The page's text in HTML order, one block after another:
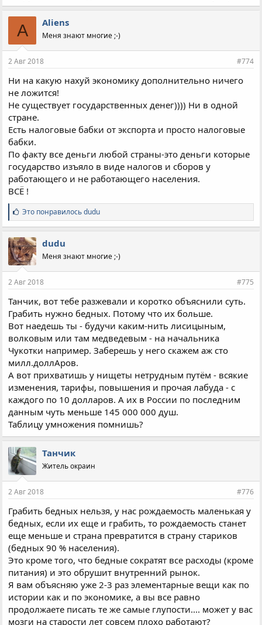
A Aliens
Меня знают многие ;-)
2 Авг 2018 #774
Ни на какую нахуй экономику дополнительно ничего
не ложится!
Не существует государственных денег)))) Ни в одной
стране.
Есть налоговые бабки от экспорта и просто налоговые
бабки.
По факту все деньги любой страны-это деньги которые
государство изъяло в виде налогов и сборов у
работающего и не работающего населения.
ВСЁ !
С
и
м
п
а
т
и
:
Это понравилосьdudu
dudu
Меня знают многие ;-)
2 Авг 2018 #775
Танчик, вот тебе разжевали и коротко объяснили суть.
Грабить нужно бедных. Потому что их больше.
Вот наедешь ты - будучи каким-нить лисицыным,
волковым или там медведевым - на начальника
Чукотки например. Заберешь у него скажем аж сто
милл.доллАров.
А вот прихватишь у нищеты нетрудным путём - всякие
изменения, тарифы, повышения и прочая лабуда - с
каждого по 10 долларов. А их в России по последним
данным чуть меньше 145 000 000 душ.
Таблицу умножения помнишь?
Танчик
Житель окраин
2 Авг 2018 #776
Грабить бедных нельзя, у нас рождаемость маленькая у
бедных, если их еще и грабить, то рождаемость станет
еще меньше и страна превратится в страну стариков
(бедных 90 % населения).
Это кроме того, что бедные сократят все расходы (кроме
питания) и это обрушит внутренний рынок.
Я вам объясняю уже 2-3 раз элементарные вещи как по
истории как и по экономике, а вы все равно
продолжаете писать те же самые глупости.... может у вас
мозги на старости лет совсем плохо работают?